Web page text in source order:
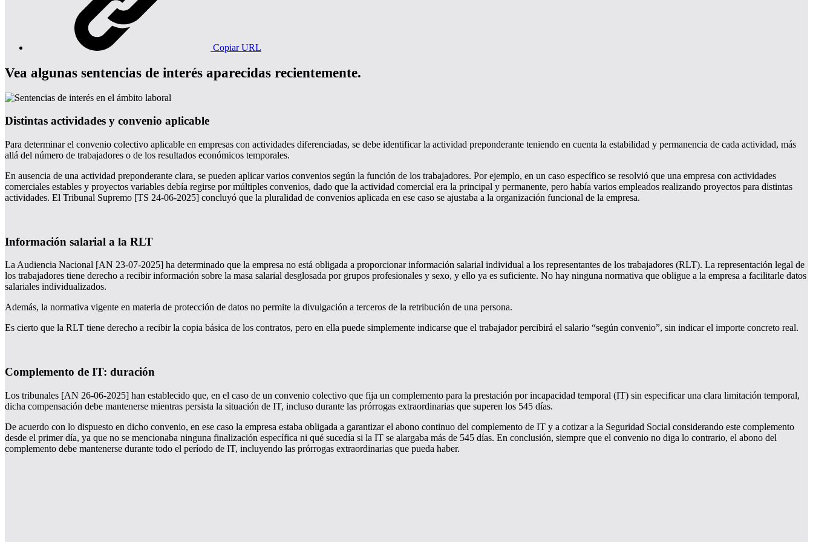
Copiar URL
Vea algunas sentencias de interés aparecidas recientemente.
Distintas actividades y convenio aplicable
Para determinar el convenio colectivo aplicable en empresas con actividades diferenciadas, se debe identificar la actividad preponderante teniendo en cuenta la estabilidad y permanencia de cada actividad, más
allá del número de trabajadores o de los resultados económicos temporales.
En ausencia de una actividad preponderante clara, se pueden aplicar varios convenios según la función de los trabajadores. Por ejemplo, en un caso específico se resolvió que una empresa con actividades
comerciales estables y proyectos variables debía regirse por múltiples convenios, dado que la actividad comercial era la principal y permanente, pero había varios empleados realizando proyectos para distintas
actividades. El Tribunal Supremo [TS 24-06-2025] concluyó que la pluralidad de convenios aplicada en ese caso se ajustaba a la organización funcional de la empresa.
Información salarial a la RLT
La Audiencia Nacional [AN 23-07-2025] ha determinado que la empresa no está obligada a proporcionar información salarial individual a los representantes de los trabajadores (RLT). La representación legal de
los trabajadores tiene derecho a recibir información sobre la masa salarial desglosada por grupos profesionales y sexo, y ello ya es suficiente. No hay ninguna normativa que obligue a la empresa a facilitarle datos
salariales individualizados.
Además, la normativa vigente en materia de protección de datos no permite la divulgación a terceros de la retribución de una persona.
Es cierto que la RLT tiene derecho a recibir la copia básica de los contratos, pero en ella puede simplemente indicarse que el trabajador percibirá el salario “según convenio”, sin indicar el importe concreto real.
Complemento de IT: duración
Los tribunales [AN 26-06-2025] han establecido que, en el caso de un convenio colectivo que fija un complemento para la prestación por incapacidad temporal (IT) sin especificar una clara limitación temporal,
dicha compensación debe mantenerse mientras persista la situación de IT, incluso durante las prórrogas extraordinarias que superen los 545 días.
De acuerdo con lo dispuesto en dicho convenio, en ese caso la empresa estaba obligada a garantizar el abono continuo del complemento de IT y a cotizar a la Seguridad Social considerando este complemento
desde el primer día, ya que no se mencionaba ninguna finalización específica ni qué sucedía si la IT se alargaba más de 545 días. En conclusión, siempre que el convenio no diga lo contrario, el abono del
complemento debe mantenerse durante todo el período de IT, incluyendo las prórrogas extraordinarias que pueda haber.